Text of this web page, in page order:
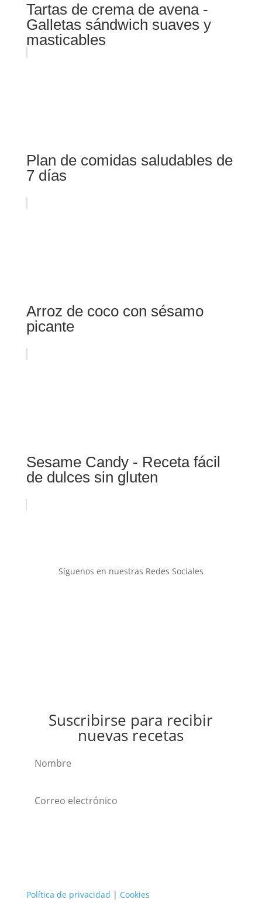
Tartas de crema de avena -
Galletas sándwich suaves y
masticables
Plan de comidas saludables de
7 días
Arroz de coco con sésamo
picante
Sesame Candy - Receta fácil
de dulces sin gluten
Síguenos en nuestras Redes Sociales
Suscribirse para recibir
nuevas recetas
Política de privacidad | Cookies